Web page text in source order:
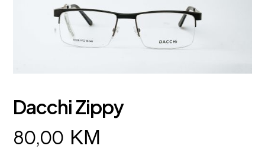
Dacchi Zippy
80,00 KM